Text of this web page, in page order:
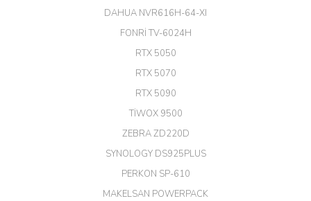
(HIKVISION DS-3E0326P-E/M(B)
EROL ÇAKMAK | 26/12/2025
DAHUA NVR616H-64-XI
FONRİ TV-6024H
RTX 5050
RTX 5070
RTX 5090
TİWOX 9500
ZEBRA ZD220D
SYNOLOGY DS925PLUS
PERKON SP-610
MAKELSAN POWERPACK